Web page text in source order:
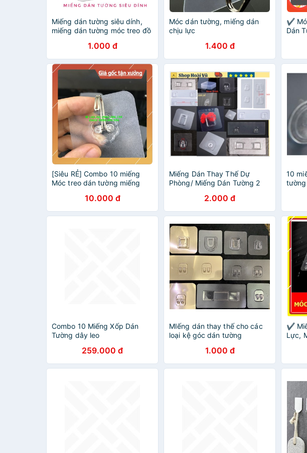
Miếng dán tường siêu dính,
miếng dán tường móc treo đồ
1.000 đ
Móc dán tường, miếng dán
chịu lực
1.400 đ
✔️
Dán
[Siêu RẺ] Combo 10 miếng
Móc treo dán tường miếng
10.000 đ
Miếng Dán Thay Thế Dự
Phòng/ Miếng Dán Tường 2
Dán Chữ U / Cho Kệ Remote,
Kệ Nhà Tắm
2.000 đ
10
Combo 10 Miếng Xốp Dán
Tường dây leo
259.000 đ
MIếng dán thay thế cho các
loại kệ góc dán tường
1.000 đ
✔️
Lực,